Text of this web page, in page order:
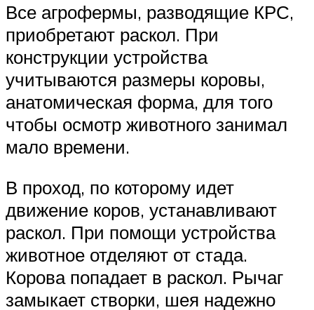
Все агрофермы, разводящие КРС,
приобретают раскол. При
конструкции устройства
учитываются размеры коровы,
анатомическая форма, для того
чтобы осмотр животного занимал
мало времени.
В проход, по которому идет
движение коров, устанавливают
раскол. При помощи устройства
животное отделяют от стада.
Корова попадает в раскол. Рычаг
замыкает створки, шея надежно